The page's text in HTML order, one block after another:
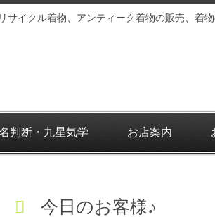
イクル着物、アンティーク着物の販売、着物
判断・九星気学 お店案内
今日のお客様♪